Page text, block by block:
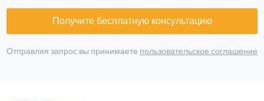
Получите бесплатную консультацию
Отправляя запрос вы принимаете пользовательское соглашение